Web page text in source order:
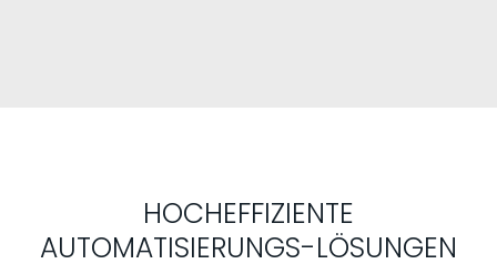
HOCHEFFIZIENTE
AUTOMATISIERUNGS-LÖSUNGEN